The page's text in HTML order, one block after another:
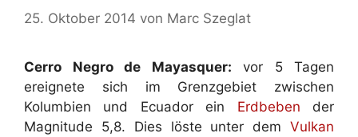
25. Oktober 2014 von Marc Szeglat
Cerro Negro de Mayasquer: vor 5 Tagen
ereignete sich im Grenzgebiet zwischen
Kolumbien und Ecuador ein Erdbeben der
Magnitude 5,8. Dies löste unter dem Vulkan